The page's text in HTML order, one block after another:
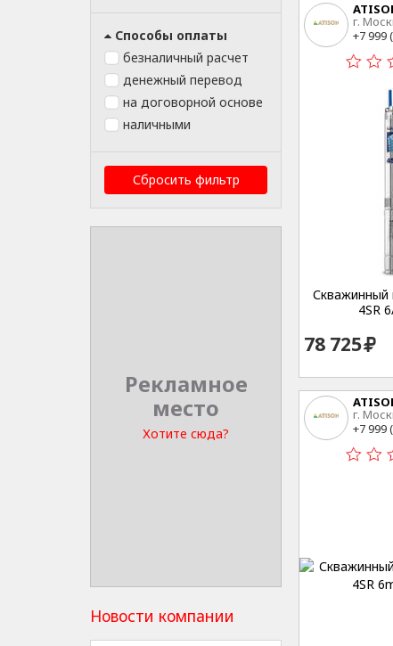
Способы оплаты
безналичный расчет
денежный перевод
на договорной основе
наличными
Сбросить фильтр
Рекламное
место
Хотите сюда?
Новости компании
г.
15
+7 999 (
Скважинный
4SR
78 725
г.
15
+7 999 (